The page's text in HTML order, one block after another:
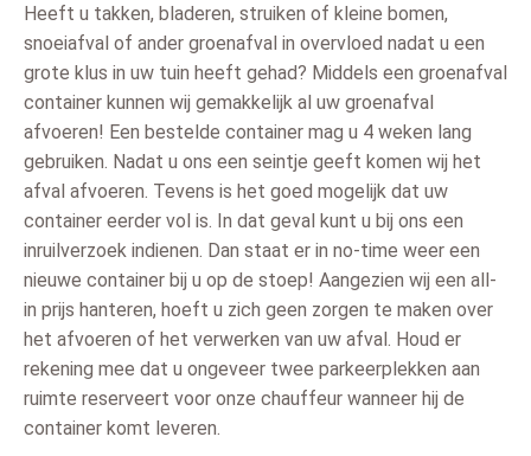
Heeft u takken, bladeren, struiken of kleine bomen,
snoeiafval of ander groenafval in overvloed nadat u een
grote klus in uw tuin heeft gehad? Middels een groenafval
container kunnen wij gemakkelijk al uw groenafval
afvoeren! Een bestelde container mag u 4 weken lang
gebruiken. Nadat u ons een seintje geeft komen wij het
afval afvoeren. Tevens is het goed mogelijk dat uw
container eerder vol is. In dat geval kunt u bij ons een
inruilverzoek indienen. Dan staat er in no-time weer een
nieuwe container bij u op de stoep! Aangezien wij een all-
in prijs hanteren, hoeft u zich geen zorgen te maken over
het afvoeren of het verwerken van uw afval. Houd er
rekening mee dat u ongeveer twee parkeerplekken aan
ruimte reserveert voor onze chauffeur wanneer hij de
container komt leveren.